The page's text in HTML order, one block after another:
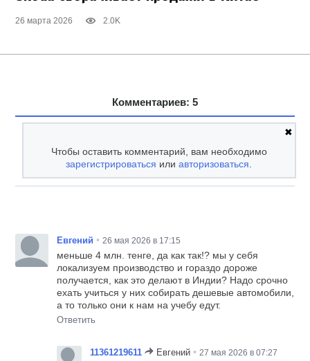
26 марта 2026 2.0K
Комментариев: 5
✖
Чтобы оставить комментарий, вам необходимо
зарегистрироваться илиавторизоваться
Евгений • 26 мая 2026 в 17:15
меньше 4 млн. тенге, да как так!? мы у себя
локализуем производство и гораздо дороже
получается, как это делают в Индии? Надо срочно
ехать учиться у них собирать дешевые автомобили,
а то только они к нам на учебу едут.
Ответить
11361219611 Евгений • 27 мая 2026 в 07:27